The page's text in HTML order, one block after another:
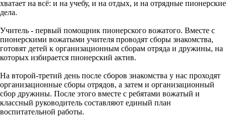
хватает на всё: и на учебу, и на отдых, и на отрядные пионерские
дела.
Учитель - первый помощник пионерского вожатого. Вместе с
пионерскими вожатыми учителя проводят сборы знакомства,
готовят детей к организационным сборам отряда и дружины, на
которых избирается пионерский актив.
На второй-третий день после сборов знакомства у нас проходят
организационные сборы отрядов, а затем и организационный
сбор дружины. После этого вместе с ребятами вожатый и
классный руководитель составляют единый план
воспитательной работы.